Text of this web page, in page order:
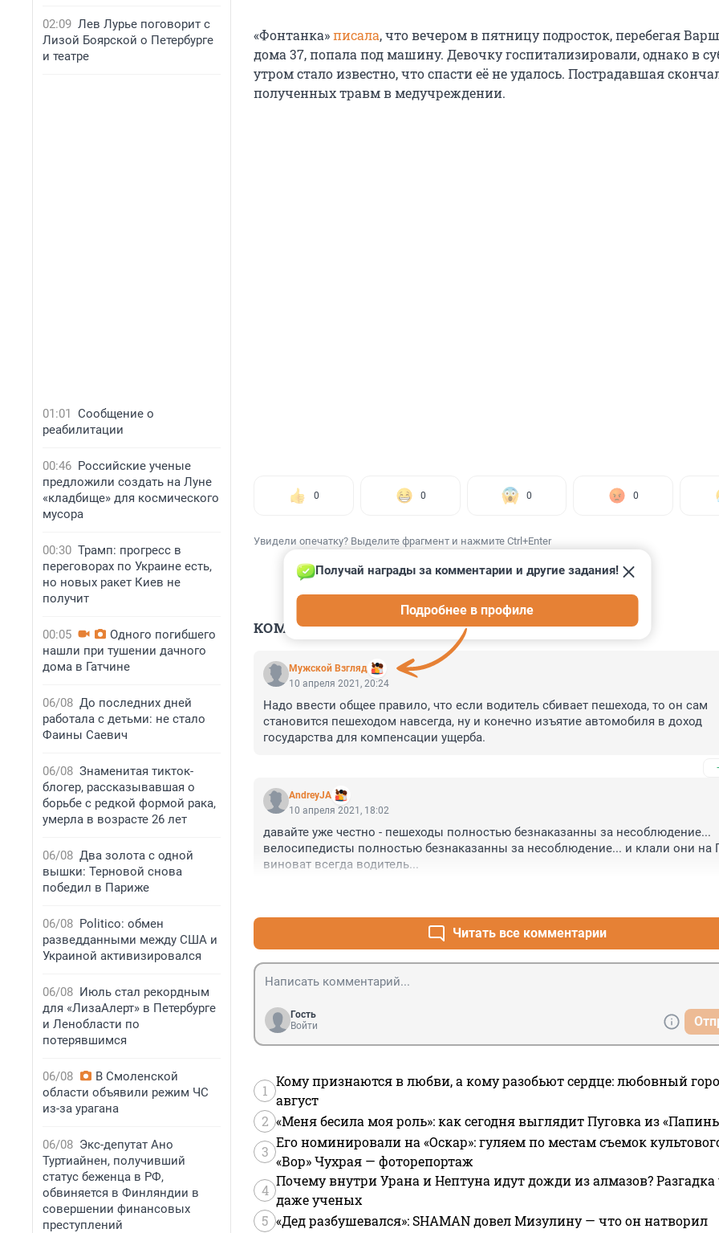
02:09 Лев Лурье поговорит с
Лизой Боярской о Петербурге
и театре
01:01 Сообщение о
реабилитации
00:46 Российские ученые
предложили создать на Луне
«кладбище» для космического
мусора
00:30 Трамп: прогресс в
переговорах по Украине есть,
но новых ракет Киев не
получит
00:05
Одного погибшего
нашли при тушении дачного
дома в Гатчине
06/08 До последних дней
работала с детьми: не стало
Фаины Саевич
06/08 Знаменитая тикток-
блогер, рассказывавшая о
борьбе с редкой формой рака,
умерла в возрасте 26 лет
06/08 Два золота с одной
вышки: Терновой снова
победил в Париже
06/08 Politico: обмен
разведданными между США и
Украиной активизировался
06/08 Июль стал рекордным
для «ЛизаАлерт» в Петербурге
и Ленобласти по
потерявшимся
06/08
В Смоленской
области объявили режим ЧС
из-за урагана
06/08 Экс-депутат Ано
Туртиайнен, получивший
статус беженца в РФ,
обвиняется в Финляндии в
совершении финансовых
преступлений
«Фонтанка»писала, что вечером в пятницу подросток, перебегая
дома 37, попала под машину. Девочку госпитализировали, однако в
утром стало известно, что спасти её не удалось. Пострадавшая
полученных травм в медучреждении.
0 0 0 0
Увидели опечатку? Выделите фрагмент и нажмите Ctrl+Enter
КОММЕНТАРИИ 46
Мужской Взгляд
Получай награды за комментарии и другие задания!
Подробнее в профиле
10 апреля 2021, 20:24
Надо ввести общее правило, что если водитель сбивает пешехода, то он сам
становится пешеходом навсегда, ну и конечно изъятие автомобиля в доход
государства для компенсации ущерба.
AndreyJA
10 апреля 2021, 18:02
давайте уже честно - пешеходы полностью безнаказанны за несоблюдение...
велосипедисты полностью безнаказанны за несоблюдение... и клали они на
виноват всегда водитель...
Читать все комментарии
Гость
Войти
1
Кому признаются в любви, а кому разобьют сердце: любовный
август
2 «Меня бесила моя роль»: как сегодня выглядит Пуговка из
3
Его номинировали на «Оскар»: гуляем по местам съемок
«Вор» Чухрая — фоторепортаж
4
Почему внутри Урана и Нептуна идут дожди из алмазов?
даже ученых
5 «Дед разбушевался»: SHAMAN довел Мизулину — что он натворил